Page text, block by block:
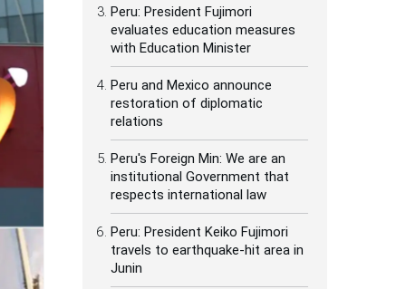
Peru: President Fujimori
evaluates education measures
with Education Minister
Peru and Mexico announce
restoration of diplomatic
relations
Peru's Foreign Min: We are an
institutional Government that
respects international law
Peru: President Keiko Fujimori
travels to earthquake-hit area in
Junin